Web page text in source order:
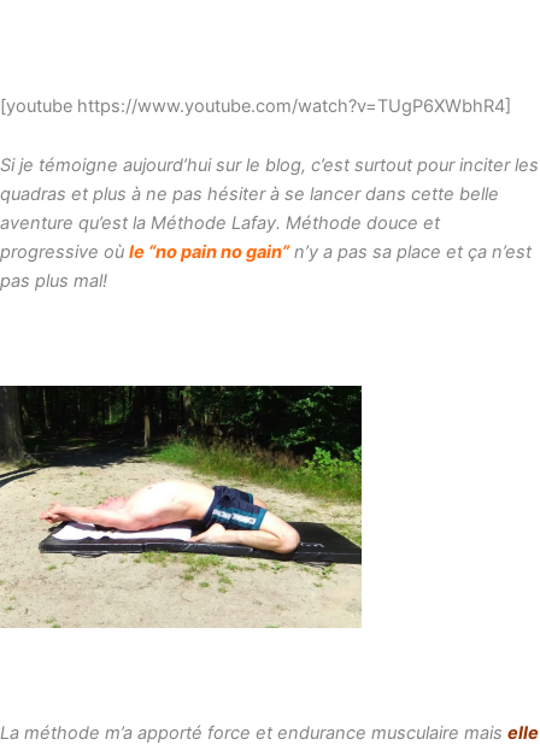
[youtube https://www.youtube.com/watch?v=TUgP6XWbhR4]
Si je témoigne aujourd’hui sur le blog, c’est surtout pour inciter les
quadras et plus à ne pas hésiter à se lancer dans cette belle
aventure qu’est la Méthode Lafay. Méthode douce et
progressive où le “no pain no gain”n’y a pas sa place et ça n’est
pas plus mal!
La méthode m’a apporté force et endurance musculaire mais elle